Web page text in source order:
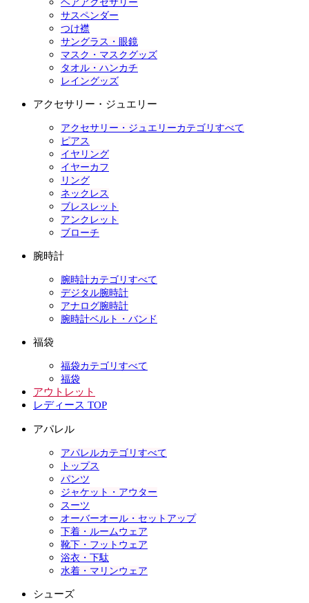
ヘアアクセサリー
サスペンダー
つけ襟
サングラス・眼鏡
マスク・マスクグッズ
タオル・ハンカチ
レイングッズ
アクセサリー・ジュエリー
アクセサリー・ジュエリーカテゴリすべて
ピアス
イヤリング
イヤーカフ
リング
ネックレス
ブレスレット
アンクレット
ブローチ
腕時計
腕時計カテゴリすべて
デジタル腕時計
アナログ腕時計
腕時計ベルト・バンド
福袋
福袋カテゴリすべて
福袋
アウトレット
レディース TOP
アパレル
アパレルカテゴリすべて
トップス
パンツ
ジャケット・アウター
スーツ
オーバーオール・セットアップ
下着・ルームウェア
靴下・フットウェア
浴衣・下駄
水着・マリンウェア
シューズ